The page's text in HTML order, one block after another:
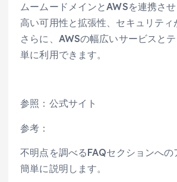
ムームードメインとAWSを連携させ
高い可用性と拡張性、セキュリティ
さらに、AWSの幅広いサービスと
単に利用できます。
参照：公式サイト
参考：
不明点を調べるFAQセクションへの
簡単に説明します。